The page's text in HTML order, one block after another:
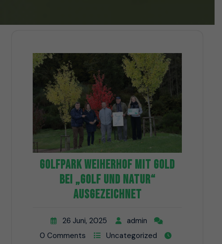
Golfpark Weiherhof mit Gold
bei „Golf und Natur“
ausgezeichnet
26 Juni, 2025
admin
0 Comments
Uncategorized